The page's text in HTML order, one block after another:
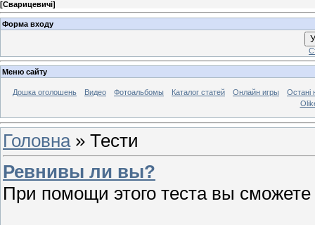
[Сварицевичі]
Форма входу
Меню сайту
Дошка оголошень Видео Фотоальбомы Каталог статей Онлайн игры
Остані
Головна» Тести
Ревнивы ли вы?
При помощи этого теста вы